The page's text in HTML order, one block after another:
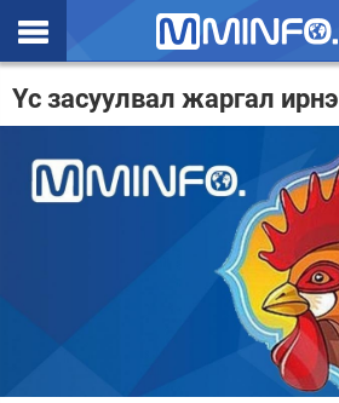
Эхлэл
Валют ханш
Үс засуулвал жаргал ирнэ